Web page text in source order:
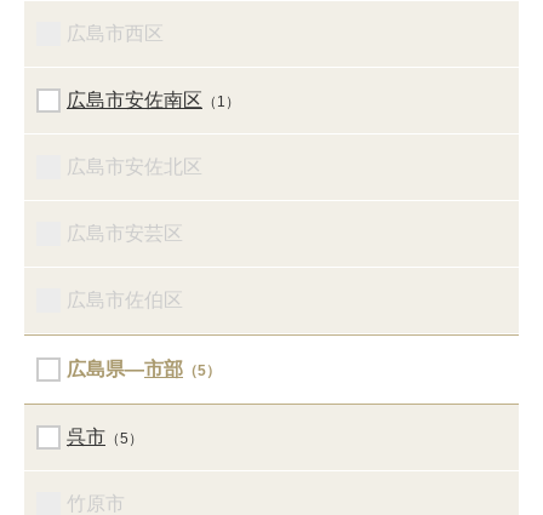
広島市西区
広島市安佐南区 （1）
広島市安佐北区
広島市安芸区
広島市佐伯区
広島県―市部 （5）
呉市 （5）
竹原市